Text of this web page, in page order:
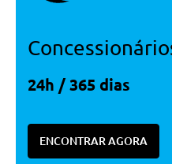
24h / 365 dias
ENCONTRAR AGORA